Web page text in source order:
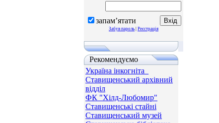
запам’ятати
Забув пароль Реєстрація
Рекомендуємо
Україна інкогніта_
Ставищенський архівний
відділ
ФК "Хілд-Любомир"
Ставищенські стайні
Ставищенський музей